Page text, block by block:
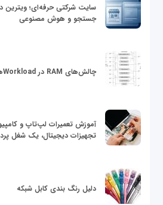
سایت شرکتی حرفه‌ای؛ ویترین
جستجو و هوش مصنوعی
چالش‌های RAM در Workloadهای محاسباتی HPC
آموزش تعمیرات لپ‌تاپ و
تجهیزات دیجیتال، یک شغل
دلیل رنگ بندی کابل شبکه